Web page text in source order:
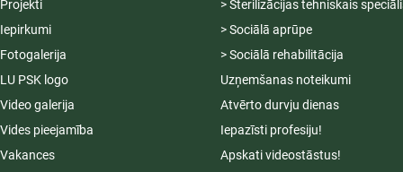
Projekti
Iepirkumi
Fotogalerija
LU PSK logo
Video galerija
Vides pieejamība
Vakances
> Sterilizācijas tehniskais
> Sociālā aprūpe
> Sociālā rehabilitācija
Uzņemšanas noteikumi
Atvērto durvju dienas
Iepazīsti profesiju!
Apskati videostāstus!